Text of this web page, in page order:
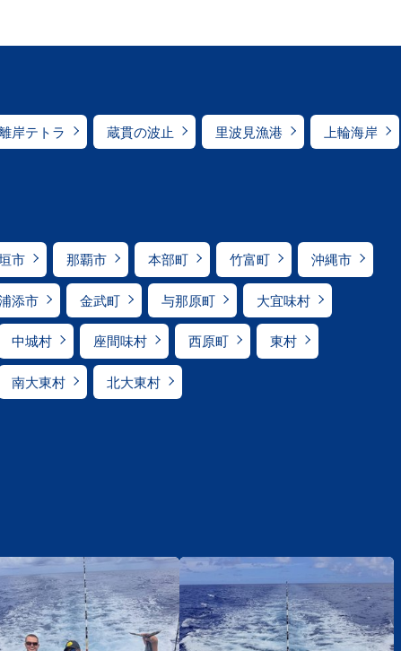
岸テトラ 蔵貫の波止 里波見漁港 上輪海岸
市 那覇市 本部町 竹富町 沖縄市
添市 金武町 与那原町 大宜味村
中城村 座間味村 西原町 東村
南大東村 北大東村